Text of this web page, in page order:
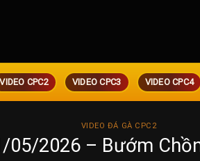
VIDEO CPC2 VIDEO CPC3 VIDEO CPC4
VIDEO ĐÁ GÀ CPC2
05/2026 – Bướm